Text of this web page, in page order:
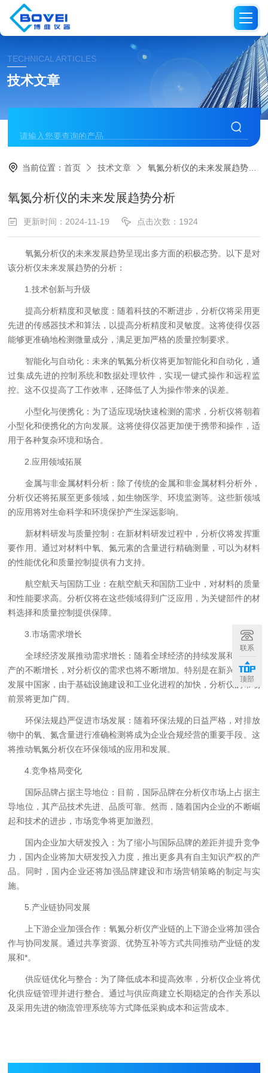
TECHNICAL ARTICLES
技术文章
当前位置：首页 技术文章 氧氮分析仪的未来发展趋势分析
氧氮分析仪的未来发展趋势分析
更新时间：2024-11-19 点击次数：1924
氧氮分析仪的未来发展趋势呈现出多方面的积极态势。以下是对
该分析仪未来发展趋势的分析：
1.技术创新与升级
提高分析精度和灵敏度：随着科技的不断进步，分析仪将采用更
先进的传感器技术和算法，以提高分析精度和灵敏度。这将使得仪器
能够更准确地检测微量成分，满足更加严格的质量控制要求。
智能化与自动化：未来的氧氮分析仪将更加智能化和自动化，通
过集成先进的控制系统和数据处理软件，实现一键式操作和远程监
控。这不仅提高了工作效率，还降低了人为操作带来的误差。
小型化与便携化：为了适应现场快速检测的需求，分析仪将朝着
小型化和便携化的方向发展。这将使得仪器更加便于携带和操作，适
用于各种复杂环境和场合。
2.应用领域拓展
金属与非金属材料分析：除了传统的金属和非金属材料分析外，
分析仪还将拓展至更多领域，如生物医学、环境监测等。这些新领域
的应用将对生命科学和环境保护产生深远影响。
新材料研发与质量控制：在新材料研发过程中，分析仪将发挥重
要作用。通过对材料中氧、氮元素的含量进行精确测量，可以为材料
的性能优化和质量控制提供有力支持。
航空航天与国防工业：在航空航天和国防工业中，对材料的质量
和性能要求高。分析仪将在这些领域得到广泛应用，为关键部件的材
料选择和质量控制提供保障。
3.市场需求增长
全球经济发展推动需求增长：随着全球经济的持续发展和工业生
产的不断增长，对分析仪的需求也将不断增加。特别是在新兴市场和
发展中国家，由于基础设施建设和工业化进程的加快，分析仪的市场
前景将更加广阔。
环保法规趋严促进市场发展：随着环保法规的日益严格，对排放
物中的氧、氮含量进行准确检测将成为企业合规经营的重要手段。这
将推动氧氮分析仪在环保领域的应用和发展。
4.竞争格局变化
国际品牌占据主导地位：目前，国际品牌在分析仪市场上占据主
导地位，其产品技术先进、品质可靠。然而，随着国内企业的不断崛
起和技术的进步，市场竞争将更加激烈。
国内企业加大研发投入：为了缩小与国际品牌的差距并提升竞争
力，国内企业将加大研发投入力度，推出更多具有自主知识产权的产
品。同时，国内企业还将加强品牌建设和市场营销策略的制定与实
施。
5.产业链协同发展
上下游企业加强合作：氧氮分析仪产业链的上下游企业将加强合
作与协同发展。通过共享资源、优势互补等方式共同推动产业链的发
展和*。
供应链优化与整合：为了降低成本和提高效率，分析仪企业将优
化供应链管理并进行整合。通过与供应商建立长期稳定的合作关系以
及采用先进的物流管理系统等方式降低采购成本和运营成本。
联系
顶部